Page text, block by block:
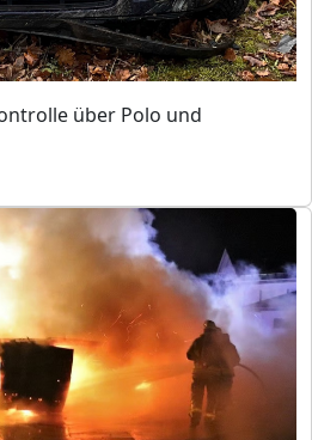
über Polo und